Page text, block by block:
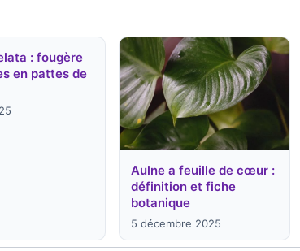
: fougère
en pattes de
Aulne a feuille de cœur :
définition et fiche
botanique
5 décembre 2025